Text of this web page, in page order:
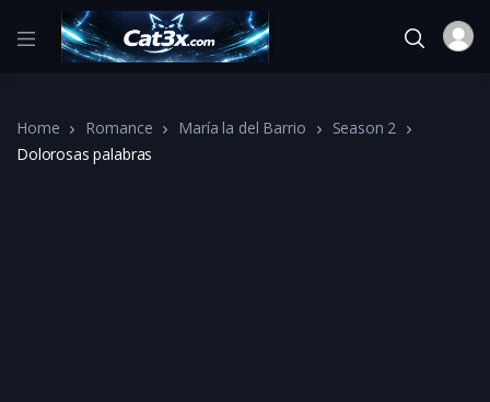
Home Romance María la del Barrio
Season 2
Dolorosas palabras